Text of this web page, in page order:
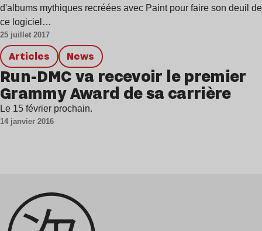
d'albums mythiques recréées avec Paint pour faire son deuil de
ce logiciel…
25 juillet 2017
Articles news
Run-DMC va recevoir le premier
Grammy Award de sa carrière
Le 15 février prochain.
14 janvier 2016